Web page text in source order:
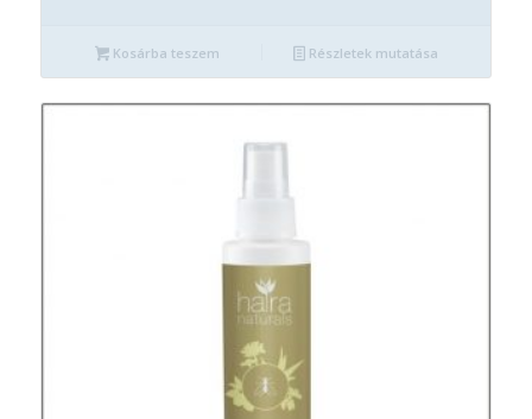
Kosárba teszem Részletek mutatása